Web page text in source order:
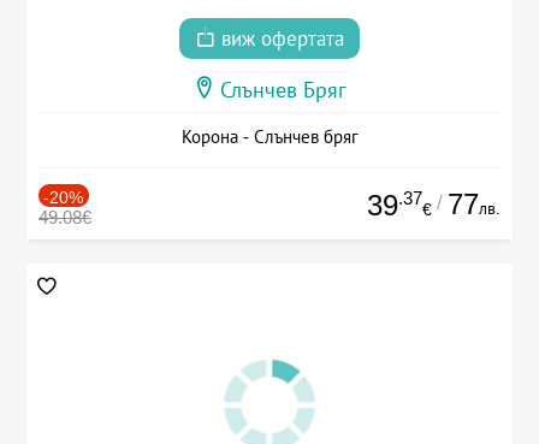
виж офертата
Слънчев Бряг
Корона - Слънчев бряг
-20%
49.08€ 39.37
€ / 77лв.